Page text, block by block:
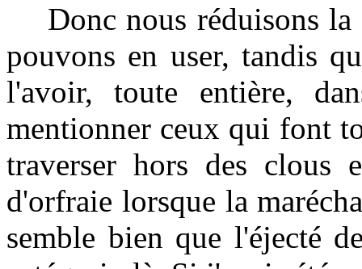
Donc nous réduisons la
pouvons en user, tandis
l'avoir, toute entière,
mentionner ceux qui font
traverser hors des clous
d'orfraie lorsque la
semble bien que l'éjecté